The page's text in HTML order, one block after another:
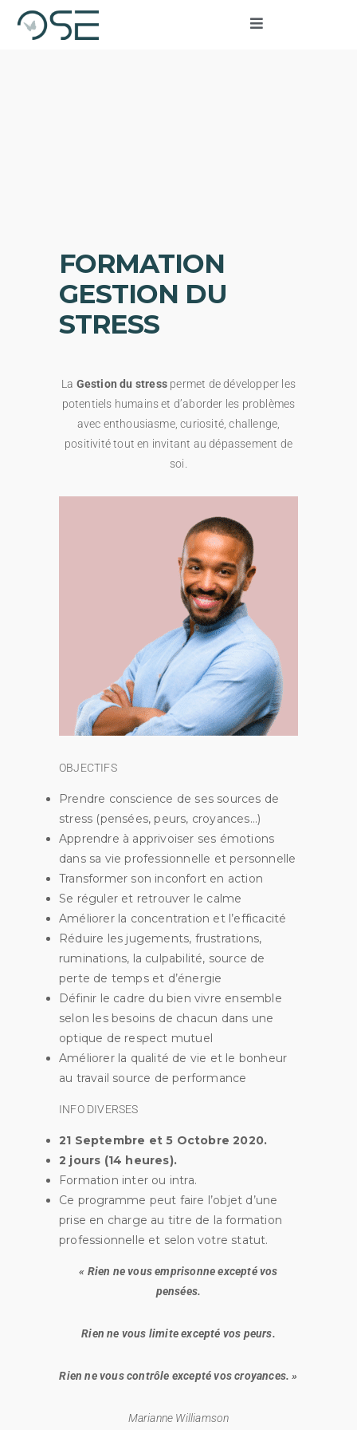
FORMATION
GESTION DU
STRESS
La Gestion du stress permet de développer les
potentiels humains et d’aborder les problèmes
avec enthousiasme, curiosité, challenge,
positivité tout en invitant au dépassement de
soi.
OBJECTIFS
Prendre conscience de ses sources de
stress (pensées, peurs, croyances…)
Apprendre à apprivoiser ses émotions
dans sa vie professionnelle et personnelle
Transformer son inconfort en action
Se réguler et retrouver le calme
Améliorer la concentration et l’efficacité
Réduire les jugements, frustrations,
ruminations, la culpabilité, source de
perte de temps et d’énergie
Définir le cadre du bien vivre ensemble
selon les besoins de chacun dans une
optique de respect mutuel
Améliorer la qualité de vie et le bonheur
au travail source de performance
INFO DIVERSES
21 Septembre et 5 Octobre 2020.
2 jours (14 heures).
Formation inter ou intra.
Ce programme peut faire l’objet d’une
prise en charge au titre de la formation
professionnelle et selon votre statut.
« Rien ne vous emprisonne excepté vos
pensées.
Rien ne vous limite excepté vos peurs.
Rien ne vous contrôle excepté vos croyances. »
Marianne Williamson